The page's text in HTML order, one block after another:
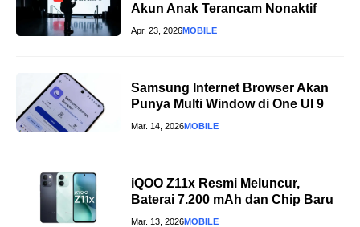
Akun Anak Terancam Nonaktif
Apr. 23, 2026MOBILE
Samsung Internet Browser Akan
Punya Multi Window di One UI 9
Mar. 14, 2026MOBILE
iQOO Z11x Resmi Meluncur,
Baterai 7.200 mAh dan Chip Baru
Mar. 13, 2026MOBILE